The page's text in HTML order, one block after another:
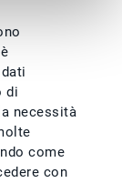
di
necessità
come
con